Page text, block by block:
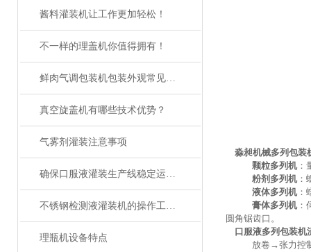
酱料灌装机让工作更加轻松！
不一样的理盖机你值得拥有！
鲜肉气调包装机包装外观常见问题与处理方法
真空旋盖机有哪些技术优势？
气雾剂灌装注意事项
确保口服液灌装生产线稳定运行的关键措施
不锈钢检测液灌装机的操作工序您知道是哪些？
理瓶机设备特点
淼昶机械多列包装
颗粒多列机：
粉剂多列机：
液体多列机：
膏体多列机：
圆角锯齿口。
口服液多列包装机
放卷 →张力控